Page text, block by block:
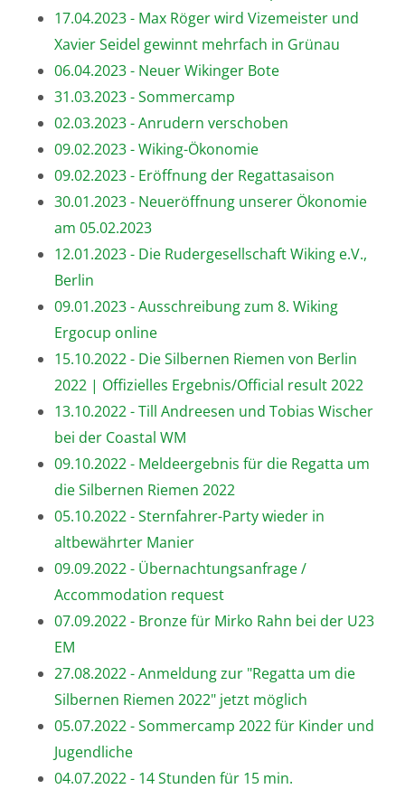
17.04.2023 - Max Röger wird Vizemeister und
Xavier Seidel gewinnt mehrfach in Grünau
06.04.2023 - Neuer Wikinger Bote
31.03.2023 - Sommercamp
02.03.2023 - Anrudern verschoben
09.02.2023 - Wiking-Ökonomie
09.02.2023 - Eröffnung der Regattasaison
30.01.2023 - Neueröffnung unserer Ökonomie
am 05.02.2023
12.01.2023 - Die Rudergesellschaft Wiking e.V.,
Berlin
09.01.2023 - Ausschreibung zum 8. Wiking
Ergocup online
15.10.2022 - Die Silbernen Riemen von Berlin
2022 | Offizielles Ergebnis/Official result 2022
13.10.2022 - Till Andreesen und Tobias Wischer
bei der Coastal WM
09.10.2022 - Meldeergebnis für die Regatta um
die Silbernen Riemen 2022
05.10.2022 - Sternfahrer-Party wieder in
altbewährter Manier
09.09.2022 - Übernachtungsanfrage /
Accommodation request
07.09.2022 - Bronze für Mirko Rahn bei der U23
EM
27.08.2022 - Anmeldung zur "Regatta um die
Silbernen Riemen 2022" jetzt möglich
05.07.2022 - Sommercamp 2022 für Kinder und
Jugendliche
04.07.2022 - 14 Stunden für 15 min.